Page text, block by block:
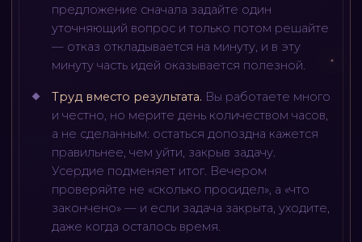
предложение сначала задайте один
уточняющий вопрос и только потом решайте
— отказ откладывается на минуту, и в эту
минуту часть идей оказывается полезной.
Труд вместо результата. Вы работаете много
и честно, но мерите день количеством часов,
а не сделанным: остаться допоздна кажется
правильнее, чем уйти, закрыв задачу.
Усердие подменяет итог. Вечером
проверяйте не «сколько просидел», а «что
закончено» — и если задача закрыта, уходите,
даже когда осталось время.